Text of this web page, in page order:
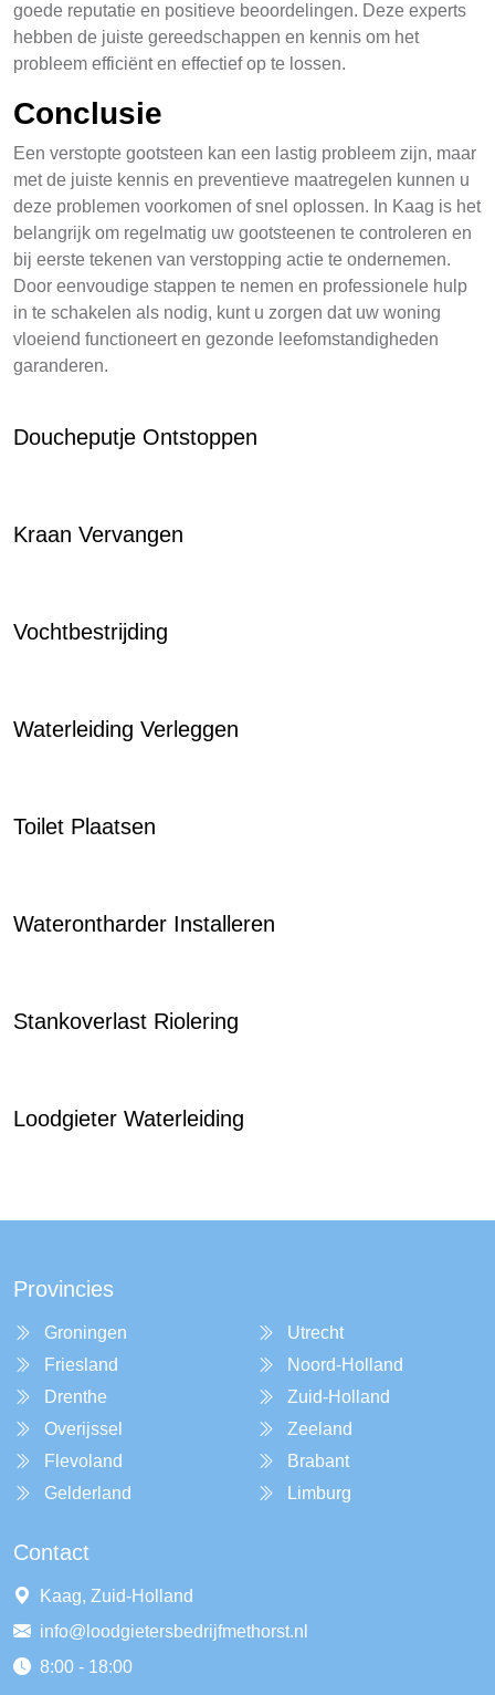
goede reputatie en positieve beoordelingen. Deze experts
hebben de juiste gereedschappen en kennis om het
probleem efficiënt en effectief op te lossen.
Conclusie
Een verstopte gootsteen kan een lastig probleem zijn, maar
met de juiste kennis en preventieve maatregelen kunnen u
deze problemen voorkomen of snel oplossen. In Kaag is het
belangrijk om regelmatig uw gootsteenen te controleren en
bij eerste tekenen van verstopping actie te ondernemen.
Door eenvoudige stappen te nemen en professionele hulp
in te schakelen als nodig, kunt u zorgen dat uw woning
vloeiend functioneert en gezonde leefomstandigheden
garanderen.
Doucheputje Ontstoppen
Kraan Vervangen
Vochtbestrijding
Waterleiding Verleggen
Toilet Plaatsen
Waterontharder Installeren
Stankoverlast Riolering
Loodgieter Waterleiding
Provincies
Groningen
Friesland
Drenthe
Overijssel
Flevoland
Gelderland
Utrecht
Noord-Holland
Zuid-Holland
Zeeland
Brabant
Limburg
Contact
Kaag, Zuid-Holland
info@loodgietersbedrijfmethorst.nl
8:00 - 18:00